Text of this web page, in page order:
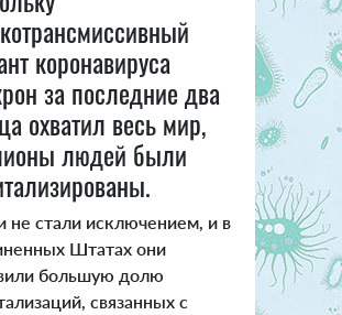
коронавируса
за последние два
охватил весь мир,
людей были
не стали исключением, и в
Штатах они
большую долю
связанных с